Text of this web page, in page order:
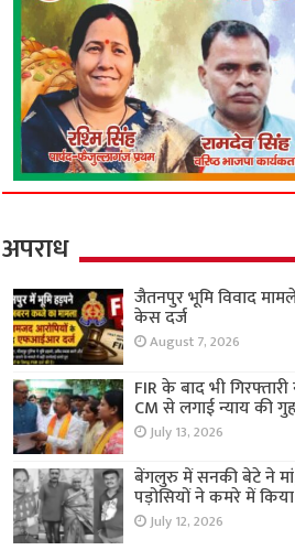
अपराध
जैतनपुर भूमि विवाद
केस दर्ज
August 7, 2026
FIR के बाद भी
CM से लगाई न्याय की
July 13, 2026
बेंगलुरु में सनकी बेटे ने
पड़ोसियों ने कमरे में
July 12, 2026